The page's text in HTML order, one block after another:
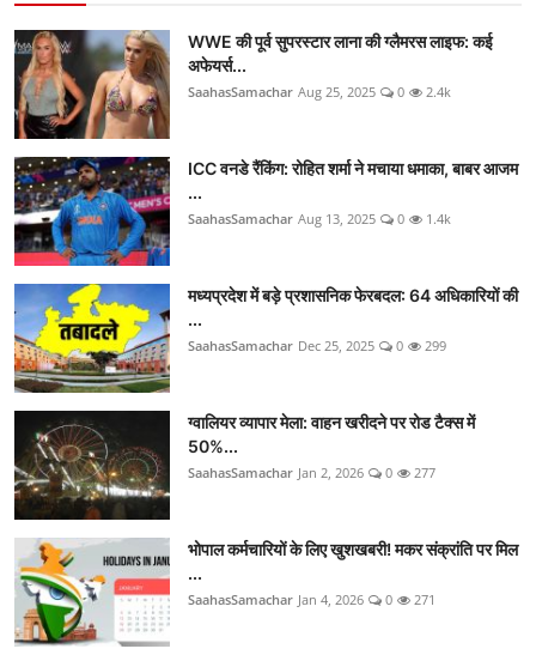
WWE की पूर्व सुपरस्टार लाना की ग्लैमरस लाइफ: कई
अफेयर्स...
SaahasSamachar Aug 25, 2025 0 2.4k
ICC वनडे रैंकिंग: रोहित शर्मा ने मचाया धमाका, बाबर आजम
...
SaahasSamachar Aug 13, 2025 0 1.4k
मध्यप्रदेश में बड़े प्रशासनिक फेरबदल: 64 अधिकारियों की
...
SaahasSamachar Dec 25, 2025 0 299
ग्वालियर व्यापार मेला: वाहन खरीदने पर रोड टैक्स में
50%...
SaahasSamachar Jan 2, 2026 0 277
भोपाल कर्मचारियों के लिए खुशखबरी! मकर संक्रांति पर मिल
...
SaahasSamachar Jan 4, 2026 0 271